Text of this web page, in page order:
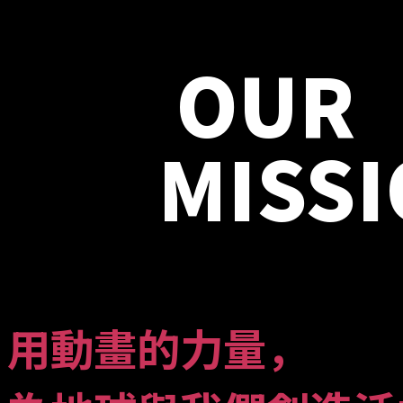
OUR
用動畫的力量，